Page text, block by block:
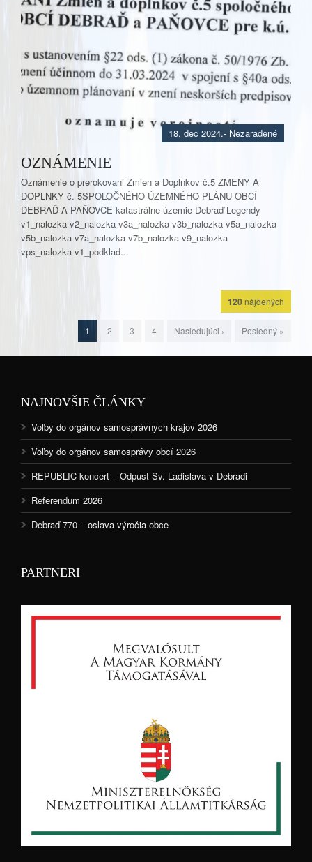
- Nezaradené
18. dec 2024.
OZNÁMENIE
Oznámenie o prerokovani Zmien a Doplnkov č.5 ZMENY A
DOPLNKY č. 5SPOLOČNÉHO ÚZEMNÉHO PLÁNU OBCÍ
DEBRAĎ A PAŇOVCE katastrálne územie Debraď Legendy
v1_nalozka v2_nalozka v3a_nalozka v3b_nalozka v5a_nalozka
v5b_nalozka v7a_nalozka v7b_nalozka v9_nalozka
vps_nalozka v1_podklad...
120 nájdených
1 2 3 4 Nasledujúci › Posledný »
NAJNOVŠIE ČLÁNKY
Voľby do orgánov samosprávnych krajov 2026
Voľby do orgánov samosprávy obcí 2026
REPUBLIC koncert – Odpust Sv. Ladislava v Debradi
Referendum 2026
Debraď 770 – oslava výročia obce
PARTNERI